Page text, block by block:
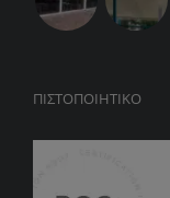
ΠΙΣΤΟΠΟΙΗΤΙΚΌ